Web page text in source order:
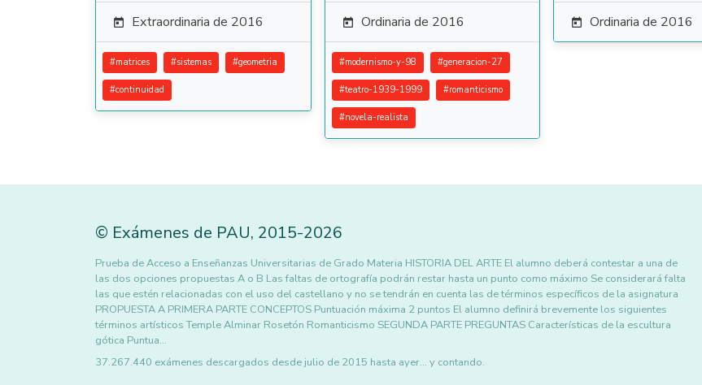
 Extraordinaria de 2016
#matrices #sistemas #geometria
#continuidad
 Ordinaria de 2016
#modernismo-y-98 #generacion-27
#teatro-1939-1999 #romanticismo
#novela-realista
 Ordinaria de 2016
© Exámenes de PAU, 2015-2026
Prueba de Acceso a Enseñanzas Universitarias de Grado Materia HISTORIA DEL ARTE El alumno deberá contestar a una de
las dos opciones propuestas A o B Las faltas de ortografía podrán restar hasta un punto como máximo Se considerará falta
las que estén relacionadas con el uso del castellano y no se tendrán en cuenta las de términos específicos de la asignatura
PROPUESTA A PRIMERA PARTE CONCEPTOS Puntuación máxima 2 puntos El alumno definirá brevemente los siguientes
términos artísticos Temple Alminar Rosetón Romanticismo SEGUNDA PARTE PREGUNTAS Características de la escultura
gótica Puntua…
37.267.440 exámenes descargados desde julio de 2015 hasta ayer... y contando.